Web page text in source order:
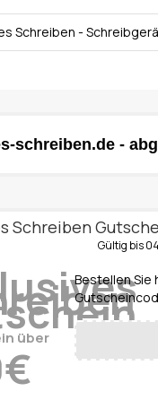
schreiben.de -
Schreiben
Gültig bis
über
Bestellen